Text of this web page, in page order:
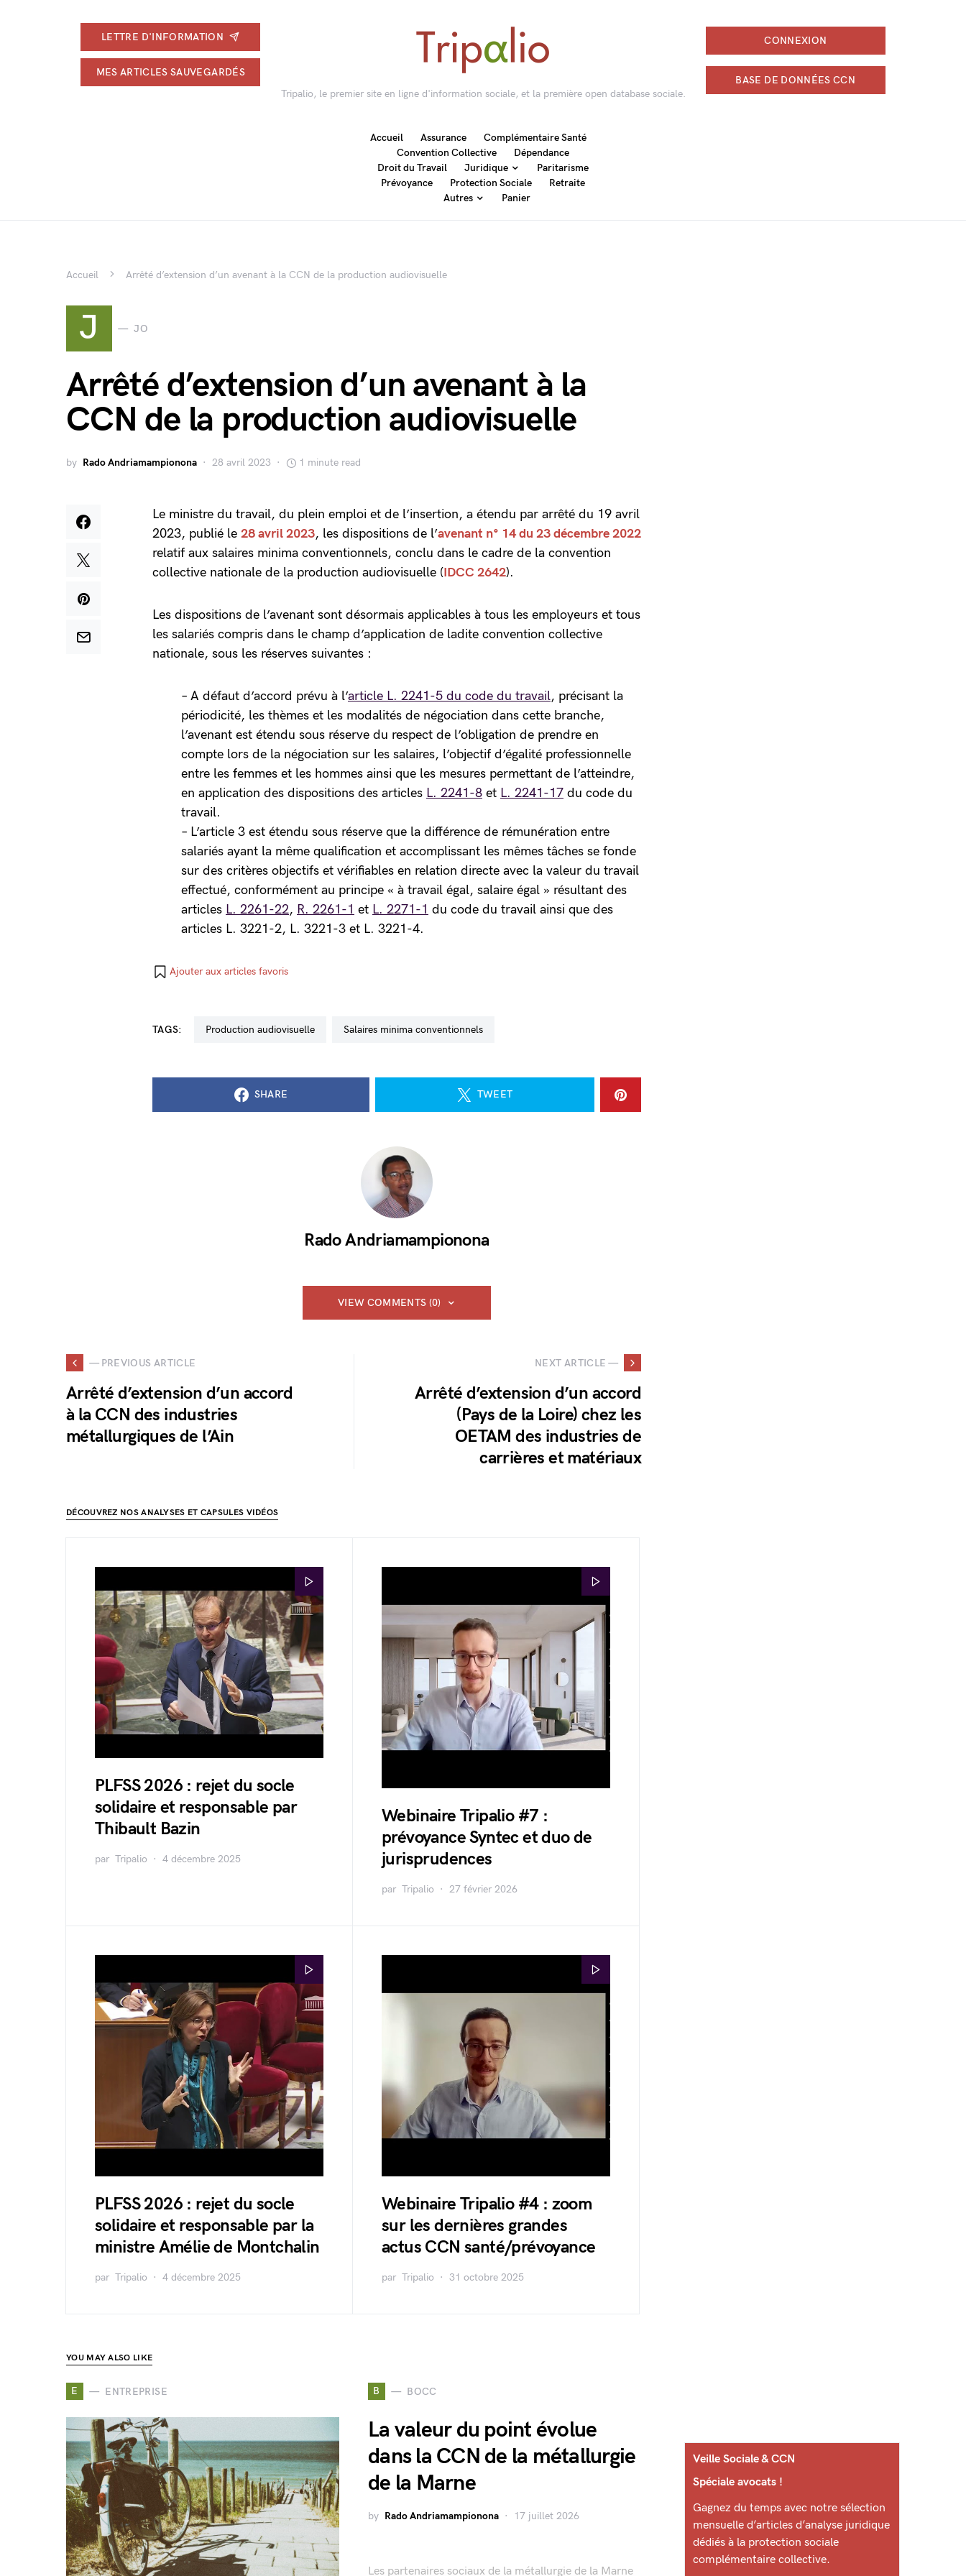
LETTRE D'INFORMATION
MES ARTICLES SAUVEGARDÉS
Tripalio, le premier site en ligne d'information sociale, et la première open database sociale.
CONNEXION
BASE DE DONNÉES CCN
Accueil Assurance
Complémentaire Santé
Convention Collective
Dépendance
Droit du Travail
Juridique
Paritarisme
Prévoyance
Protection Sociale
Retraite
Autres
Panier
Accueil Arrêté d’extension d’un avenant à la CCN de la production audiovisuelle
J JO
Arrêté d’extension d’un avenant à la
CCN de la production audiovisuelle
by Rado Andriamampionona 28 avril 2023 1 minute read
Le ministre du travail, du plein emploi et de l’insertion, a étendu par arrêté du 19 avril
2023, publié le 28 avril 2023, les dispositions de l’avenant n° 14 du 23 décembre 2022
relatif aux salaires minima conventionnels, conclu dans le cadre de la convention
collective nationale de la production audiovisuelle (IDCC 2642).
Les dispositions de l’avenant sont désormais applicables à tous les employeurs et tous
les salariés compris dans le champ d’application de ladite convention collective
nationale, sous les réserves suivantes :
– A défaut d’accord prévu à l’article L. 2241-5 du code du travail, précisant la
périodicité, les thèmes et les modalités de négociation dans cette branche,
l’avenant est étendu sous réserve du respect de l’obligation de prendre en
compte lors de la négociation sur les salaires, l’objectif d’égalité professionnelle
entre les femmes et les hommes ainsi que les mesures permettant de l’atteindre,
en application des dispositions des articles L. 2241-8 et L. 2241-17 du code du
travail.
– L’article 3 est étendu sous réserve que la différence de rémunération entre
salariés ayant la même qualification et accomplissant les mêmes tâches se fonde
sur des critères objectifs et vérifiables en relation directe avec la valeur du travail
effectué, conformément au principe « à travail égal, salaire égal » résultant des
articles L. 2261-22, R. 2261-1 et L. 2271-1 du code du travail ainsi que des
articles L. 3221-2, L. 3221-3 et L. 3221-4.
Ajouter aux articles favoris
TAGS: production audiovisuelle salaires minima conventionnels
SHARE TWEET
Rado Andriamampionona
VIEW COMMENTS (0)
— PREVIOUS ARTICLE
Arrêté d’extension d’un accord
à la CCN des industries
métallurgiques de l’Ain
NEXT ARTICLE —
Arrêté d’extension d’un accord
(Pays de la Loire) chez les
OETAM des industries de
carrières et matériaux
DÉCOUVREZ NOS ANALYSES ET CAPSULES VIDÉOS
PLFSS 2026 : rejet du socle
solidaire et responsable par
Thibault Bazin
par Tripalio 4 décembre 2025
Webinaire Tripalio #7 :
prévoyance Syntec et duo de
jurisprudences
par Tripalio 27 février 2026
PLFSS 2026 : rejet du socle
solidaire et responsable par la
ministre Amélie de Montchalin
par Tripalio 4 décembre 2025
Webinaire Tripalio #4 : zoom
sur les dernières grandes
actus CCN santé/prévoyance
par Tripalio 31 octobre 2025
YOU MAY ALSO LIKE
E ENTREPRISE B BOCC
La valeur du point évolue
dans la CCN de la métallurgie
de la Marne
by Rado Andriamampionona 17 juillet 2026
Les partenaires sociaux de la métallurgie de la Marne
Veille Sociale & CCN
Spéciale avocats !
Gagnez du temps avec notre sélection
mensuelle d’articles d’analyse juridique
dédiés à la protection sociale
complémentaire collective.